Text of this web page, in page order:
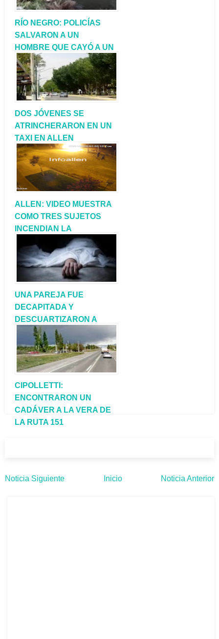
RÍO NEGRO: POLICÍAS
SALVARON A UN
HOMBRE QUE CAYÓ A UN
DESAGÜE CON SU AUTO
DOS JÓVENES SE
ATRINCHERARON EN UN
TAXI EN ALLEN
ALLEN: VIDEO MUESTRA
COMO TRES SUJETOS
INCENDIAN LA
CAMIONETA DE FM LIBRA
UNA PAREJA FUE
DECAPITADA Y
DESCUARTIZARON A
UNA NIÑA DE 5 AÑOS
CIPOLLETTI:
ENCONTRARON UN
CADÁVER A LA VERA DE
LA RUTA 151
Noticia Siguiente Inicio Noticia Anterior